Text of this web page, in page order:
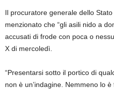
Il procuratore generale dello
menzionato che “gli asili nido a
accusati di frode con poca o
X di mercoledì.
“Presentarsi sotto il portico di
non è un’indagine. Nemmeno lo